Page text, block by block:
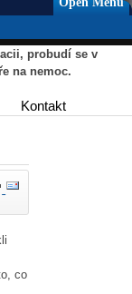
probudí se v
nemoc.
Kontakt
co